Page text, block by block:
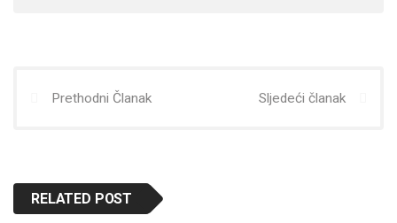
Prethodni Članak Sljedeći članak
RELATED POST